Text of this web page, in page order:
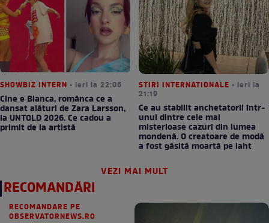
SHOWBIZ INTERN • ieri la 22:06
Cine e Bianca, românca ce a
dansat alături de Zara Larsson,
la UNTOLD 2026. Ce cadou a
primit de la artistă
STIRI INTERNATIONALE • ieri la
21:19
Ce au stabilit anchetatorii într-
unul dintre cele mai
misterioase cazuri din lumea
mondenă. O creatoare de modă
a fost găsită moartă pe iaht
VEZI MAI MULT
RECOMANDĂRI
RECOMANDARE PE
OBSERVATORNEWS.RO